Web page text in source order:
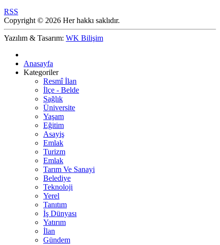
RSS
Copyright © 2026 Her hakkı saklıdır.
Yazılım & Tasarım: WK Bilişim
Anasayfa
Kategoriler
Resmî İlan
İlçe - Belde
Sağlık
Üniversite
Yaşam
Eğitim
Asayiş
Emlak
Turizm
Emlak
Tarım Ve Sanayi
Belediye
Teknoloji
Yerel
Tanıtım
İş Dünyası
Yatırım
İlan
Gündem